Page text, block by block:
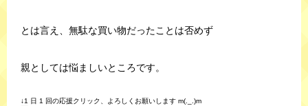
とは言え、無駄な買い物だったことは否めず
親としては悩ましいところです。
↓1 日 1 回の応援クリック、よろしくお願いします m(._.)m